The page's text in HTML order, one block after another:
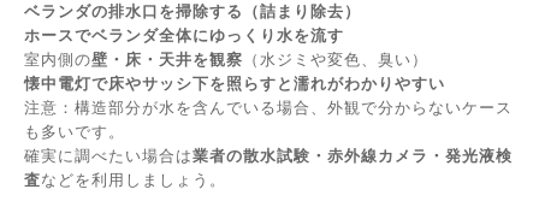
ベランダの排水口を掃除する（詰まり除去）
ホースでベランダ全体にゆっくり水を流す
室内側の壁・床・天井を観察 （水ジミや変色、臭い）
懐中電灯で床やサッシ下を照らすと濡れがわかりやすい
注意：構造部分が水を含んでいる場合、外観で分からないケース
も多いです。
確実に調べたい場合は業者の散水試験・赤外線カメラ・発光液検
査などを利用しましょう。